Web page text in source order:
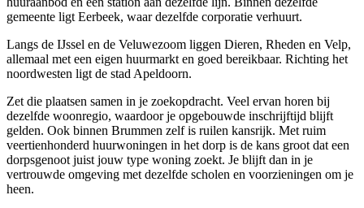
gemeente ligt Eerbeek, waar dezelfde corporatie verhuurt.
Langs de IJssel en de Veluwezoom liggen Dieren, Rheden en Velp,
allemaal met een eigen huurmarkt en goed bereikbaar. Richting het
noordwesten ligt de stad Apeldoorn.
Zet die plaatsen samen in je zoekopdracht. Veel ervan horen bij
dezelfde woonregio, waardoor je opgebouwde inschrijftijd blijft
gelden. Ook binnen Brummen zelf is ruilen kansrijk. Met ruim
veertienhonderd huurwoningen in het dorp is de kans groot dat een
dorpsgenoot juist jouw type woning zoekt. Je blijft dan in je
vertrouwde omgeving met dezelfde scholen en voorzieningen om je
heen.